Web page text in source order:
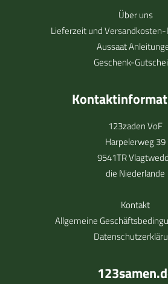
Über uns
Lieferzeit und
Aussaat
Geschenk-
123zaden VoF
Harpelerweg 39
9541TR
die Niederlande
Kontakt
Allgemeine